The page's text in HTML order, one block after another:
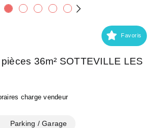
Favoris
36m² SOTTEVILLE LES
charge vendeur
Parking / Garage